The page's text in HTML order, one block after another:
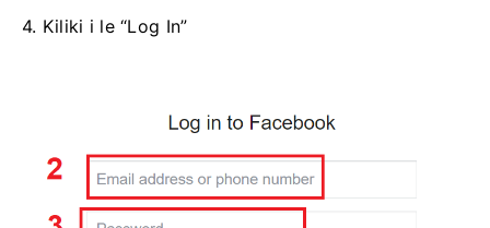
4. Kiliki i le “Log In”